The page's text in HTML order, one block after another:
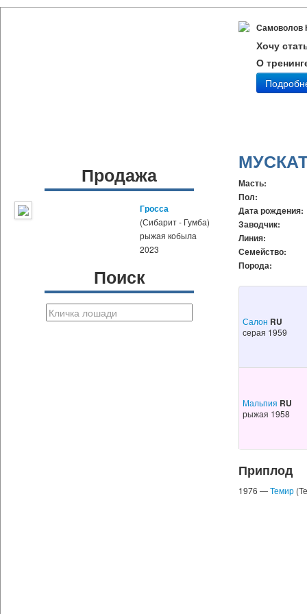
Самоволов
Хочу
О
Продажа
Гросса
(Сибарит - Гумба)
рыжая кобыла
2023
Поиск
Масть:
Пол:
Дата рождения:
Заводчик:
Линия:
Семейство:
Порода:
Салон RU
серая 1959
Мальпия RU
рыжая 1958
Приплод
1976 —Темир